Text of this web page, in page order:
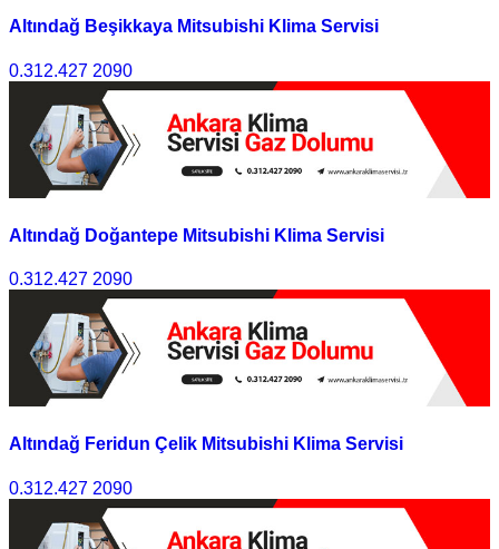
Altındağ Beşikkaya Mitsubishi Klima Servisi
0.312.427 2090
Altındağ Doğantepe Mitsubishi Klima Servisi
0.312.427 2090
Altındağ Feridun Çelik Mitsubishi Klima Servisi
0.312.427 2090